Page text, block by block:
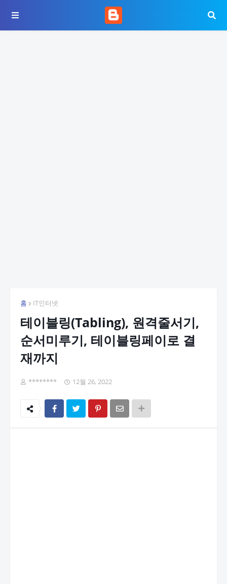
홈 IT인터넷
테이블링(Tabling), 원격줄서기,
순서미루기, 테이블링페이로 결
재까지
******** 12월 26, 2022